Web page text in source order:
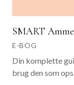
SMART
E-BOG
Din komplette
brug den som